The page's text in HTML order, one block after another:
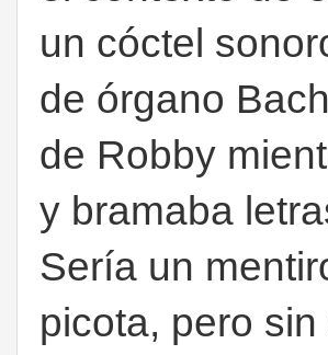
un cóctel
de órgano
de Robby
y bramaba
Sería un
picota, pero